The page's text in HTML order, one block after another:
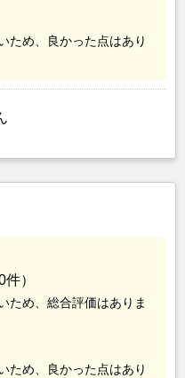
ため、良かった点はあり
）
ため、総合評価はありま
ため、良かった点はあり